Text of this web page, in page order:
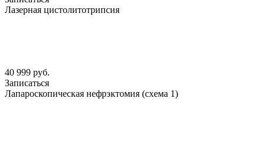
Лазерная цистолитотрипсия
40 999 руб.
Записаться
Лапароскопическая нефрэктомия (схема 1)